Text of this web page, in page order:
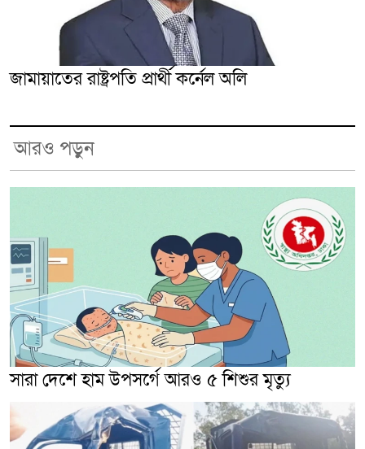
জামায়াতের রাষ্ট্রপতি প্রার্থী কর্নেল অলি
আরও পড়ুন
সারা দেশে হাম উপসর্গে আরও ৫ শিশুর মৃত্যু